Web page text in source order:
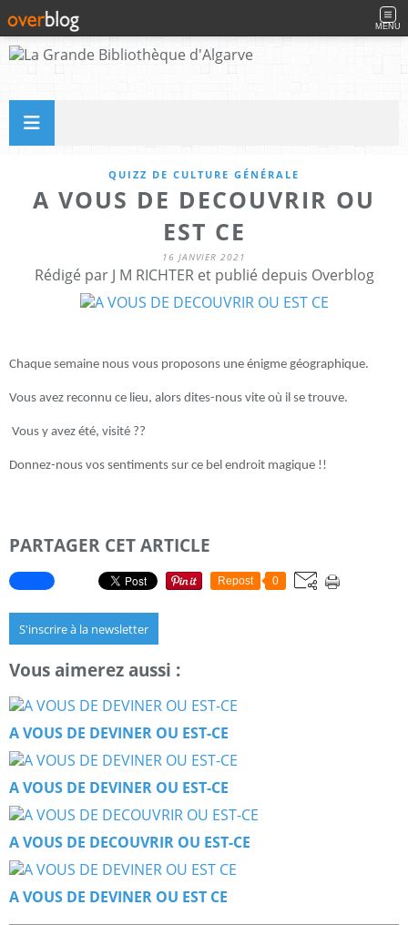
MENU
QUIZZ DE CULTURE GÉNÉRALE
A VOUS DE DECOUVRIR OU
EST CE
16 JANVIER 2021
Rédigé par J M RICHTER et publié depuis Overblog
Chaque semaine nous vous proposons une énigme géographique.
Vous avez reconnu ce lieu, alors dites-nous vite où il se trouve.
Vous y avez été, visité ??
Donnez-nous vos sentiments sur ce bel endroit magique !!
PARTAGER CET ARTICLE
Repost 0
S'inscrire à la newsletter
Vous aimerez aussi :
A VOUS DE DEVINER OU EST-CE
A VOUS DE DEVINER OU EST-CE
A VOUS DE DECOUVRIR OU EST-CE
A VOUS DE DEVINER OU EST CE